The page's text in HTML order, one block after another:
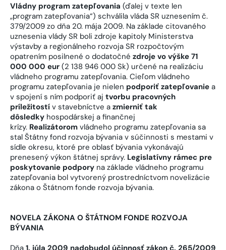
Vládny program zatepľovania (ďalej v texte len
„program zatepľovania“) schválila vláda SR uznesením č.
379/2009 zo dňa 20. mája 2009. Na základe citovaného
uznesenia vlády SR boli zdroje kapitoly Ministerstva
výstavby a regionálneho rozvoja SR rozpočtovým
opatrením posilnené o dodatočné zdroje vo výške 71
000 000 eur (2 138 946 000 Sk) určené na realizáciu
vládneho programu zatepľovania. Cieľom vládneho
programu zatepľovania je nielen podporiť zatepľovanie a
v spojení s ním podporiť aj tvorbu pracovných
príležitostí v stavebníctve a zmierniť tak
dôsledky hospodárskej a finančnej
krízy. Realizátorom vládneho programu zatepľovania sa
stal Štátny fond rozvoja bývania v súčinnosti s mestami v
sídle okresu, ktoré pre oblasť bývania vykonávajú
prenesený výkon štátnej správy. Legislatívny rámec pre
poskytovanie podpory na základe vládneho programu
zatepľovania bol vytvorený prostredníctvom novelizácie
zákona o Štátnom fonde rozvoja bývania.
NOVELA ZÁKONA O ŠTÁTNOM FONDE ROZVOJA
BÝVANIA
Dňa 1. júla 2009 nadobudol účinnosť zákon č. 265/2009